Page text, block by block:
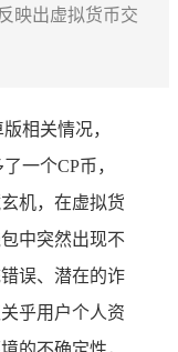
映出虚拟货币交
相关情况，
一个CP币，
机，在虚拟货
中突然出现不
误、潜在的诈
乎用户个人资